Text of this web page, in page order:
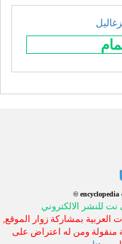
للنشر الالكتروني
بمشاركة زوار الموقع,
منقولة ومن له اعتراض على